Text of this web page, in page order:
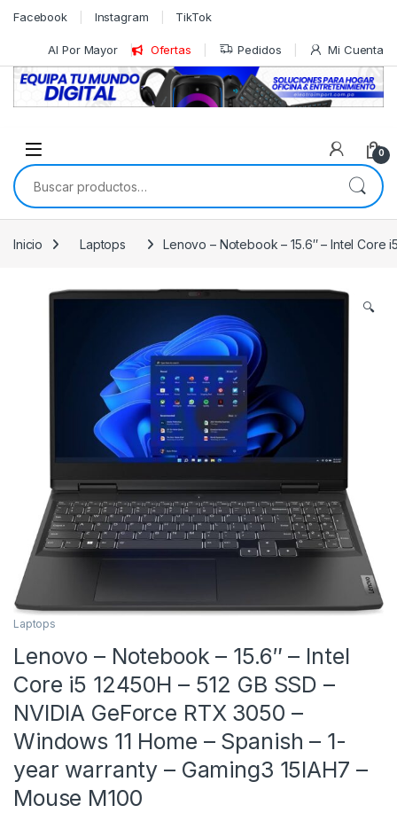
Skip to navigation
Skip to content
Facebook Instagram TikTok
Al Por Mayor Ofertas Pedidos Mi Cuenta
0
Buscar por:
Inicio Laptops Lenovo – Notebook – 15.6″ – Intel Core
🔍
Laptops
Lenovo – Notebook – 15.6″ – Intel
Core i5 12450H – 512 GB SSD –
NVIDIA GeForce RTX 3050 –
Windows 11 Home – Spanish – 1-
year warranty – Gaming3 15IAH7 –
Mouse M100